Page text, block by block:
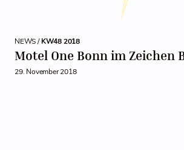
NEWS /KW48 2018
Motel One Bonn im Zeichen
29. November 2018